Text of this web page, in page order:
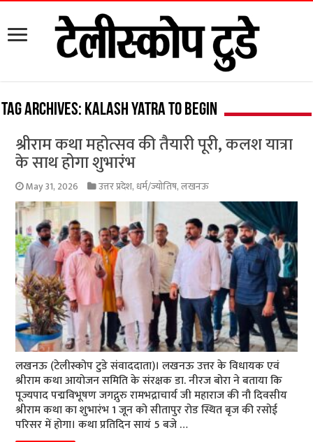
Tag Archives: Kalash Yatra to begin
श्रीराम कथा महोत्सव की तैयारी पूरी, कलश यात्रा
के साथ होगा शुभारंभ
May 31, 2026 उत्तर प्रदेश, धर्म/ज्योतिष,लखनऊ
लखनऊ (टेलीस्कोप टुडे संवाददाता)। लखनऊ उत्तर के विधायक एवं
श्रीराम कथा आयोजन समिति के संरक्षक डा. नीरज बोरा ने बताया कि
पूज्यपाद पद्मविभूषण जगद्गुरु रामभद्राचार्य जी महाराज की नौ दिवसीय
श्रीराम कथा का शुभारंभ 1 जून को सीतापुर रोड स्थित बृज की रसोई
परिसर में होगा। कथा प्रतिदिन सायं 5 बजे …